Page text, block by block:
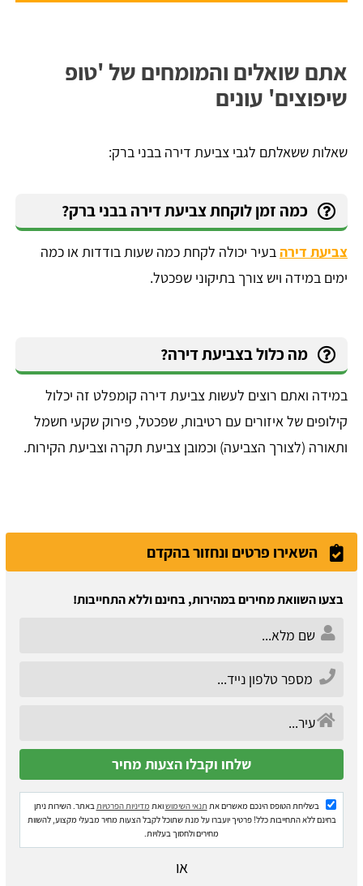
אתם שואלים והמומחים של 'טופ
שיפוצים' עונים
שאלות ששאלתם לגבי צביעת דירה בבני ברק:
כמה זמן לוקחת צביעת דירה בבני ברק?
צביעת דירהבעיר יכולה לקחת כמה שעות בודדות או כמה
ימים במידה ויש צורך בתיקוני שפכטל.
מה כלול בצביעת דירה?
במידה ואתם רוצים לעשות צביעת דירה קומפלט זה יכלול
קילופים של איזורים עם רטיבות, שפכטל, פירוק שקעי חשמל
ותאורה (לצורך הצביעה) וכמובן צביעת תקרה וצביעת הקירות.
השאירו פרטים ונחזור בהקדם
בצעו השוואת מחירים במהירות, בחינם וללא התחייבות!
בשליחת הטופס הינכם מאשרים את תנאי השימושואת מדיניות הפרטיות באתר. השירות ניתן
בחינם ללא התחייבות כלל! פרטיך יועברו על מנת שתוכל לקבל הצעות מחיר מבעלי מקצוע, להשוות
מחירים ולחסוך בעלויות.
או